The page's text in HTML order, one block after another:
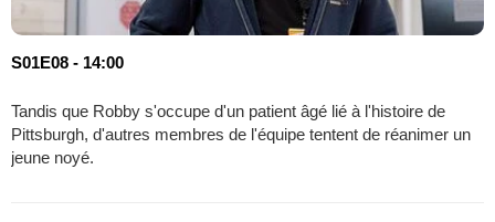
S01E08 - 14:00
Tandis que Robby s'occupe d'un patient âgé lié à l'histoire de
Pittsburgh, d'autres membres de l'équipe tentent de réanimer un
jeune noyé.